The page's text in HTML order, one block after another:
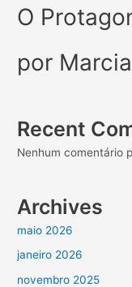
O
por
Recent
Nenhum comentário
Archives
maio 2026
janeiro 2026
novembro 2025